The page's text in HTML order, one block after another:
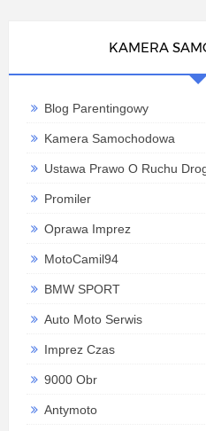
KAMERA
Blog Parentingowy
Kamera Samochodowa
Ustawa Prawo O Ruchu
Promiler
Oprawa Imprez
MotoCamil94
BMW SPORT
Auto Moto Serwis
Imprez Czas
9000 Obr
Antymoto